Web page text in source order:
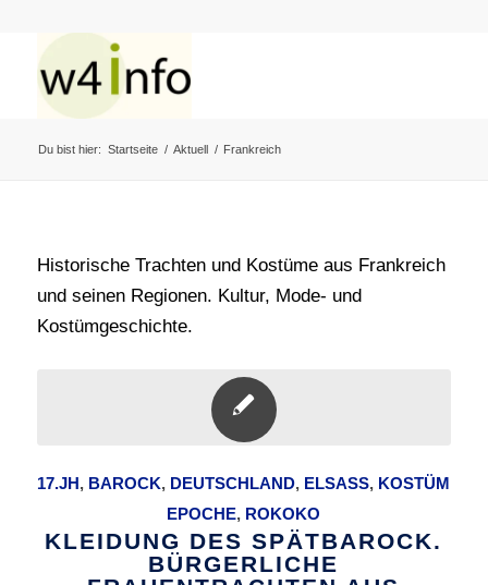
Du bist hier: Startseite / Aktuell / Frankreich
Historische Trachten und Kostüme aus Frankreich
und seinen Regionen. Kultur, Mode- und
Kostümgeschichte.
17.JH, BAROCK, DEUTSCHLAND, ELSASS, KOSTÜM
EPOCHE, ROKOKO
KLEIDUNG DES SPÄTBAROCK.
BÜRGERLICHE